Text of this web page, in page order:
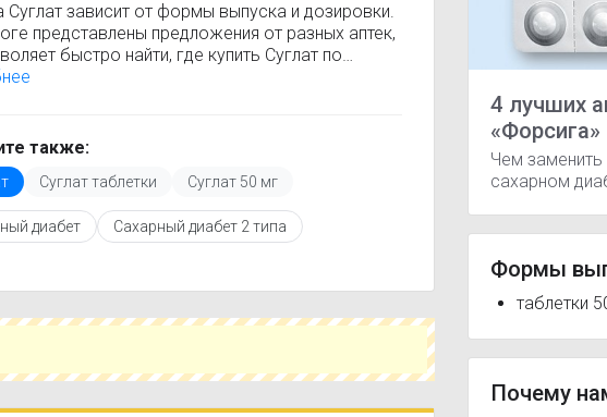
Суглат зависит от формы выпуска и дозировки.
представлены предложения от разных аптек,
быстро найти, где купить Суглат по
цене. Информация о стоимости регулярно
рекомендуется ознакомиться с
по применению, показаниями и
При необходимости вы можете
аналоги Суглат с похожим действующим
или более доступной ценой.
время и выбрать оптимальный вариант по
также:
Суглат таблетки Суглат 50 мг
диабет Сахарный диабет 2 типа
4 лучших
«Форсига»
Чем заменить
сахарном
Формы
таблетки
Почему